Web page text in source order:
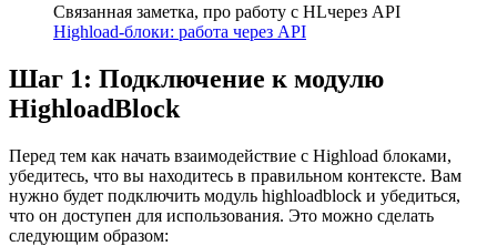
Связанная заметка, про работу с HLчерез API
Highload-блоки: работа через API
Шаг 1: Подключение к модулю
HighloadBlock
Перед тем как начать взаимодействие с Highload блоками,
убедитесь, что вы находитесь в правильном контексте. Вам
нужно будет подключить модуль highloadblock и убедиться,
что он доступен для использования. Это можно сделать
следующим образом: